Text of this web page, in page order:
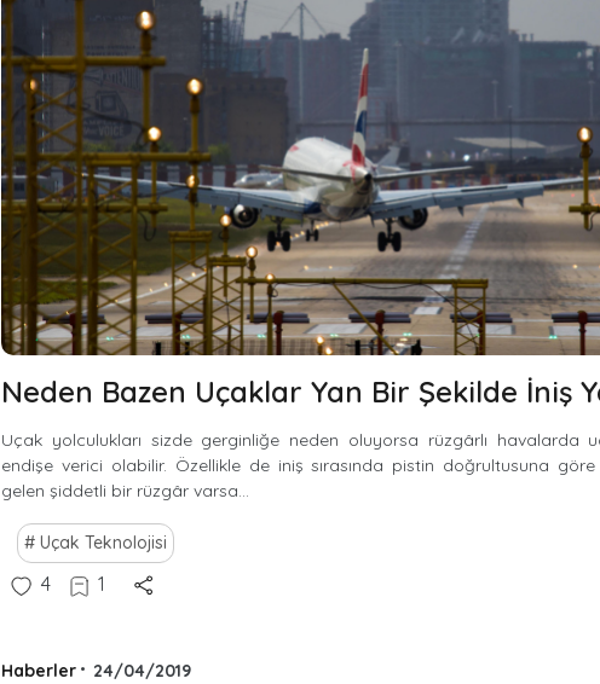
Neden Bazen Uçaklar Yan Bir Şekilde İniş
Uçak yolculukları sizde gerginliğe neden oluyorsa rüzgârlı havalarda
endişe verici olabilir. Özellikle de iniş sırasında pistin doğrultusuna
gelen şiddetli bir rüzgâr varsa...
Uçak Teknolojisi
4 1
Haberler • 24/04/2019